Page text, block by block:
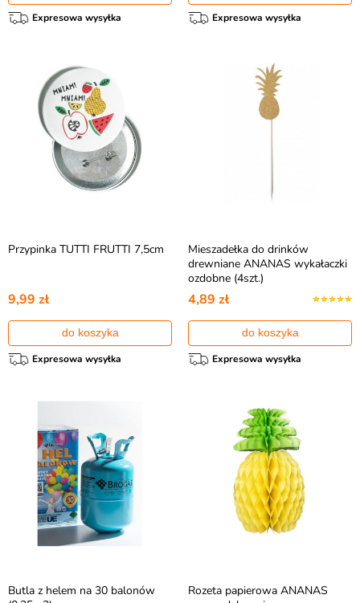
Expresowa wysyłka Expresowa wysyłka
Przypinka TUTTI FRUTTI 7,5cm
9,99 zł
do koszyka
Expresowa wysyłka
Mieszadełka do drinków
drewniane ANANAS wykałaczki
ozdobne (4szt.)
4,89 zł
do koszyka
Expresowa wysyłka
Butla z helem na 30 balonów
Rozeta papierowa ANANAS